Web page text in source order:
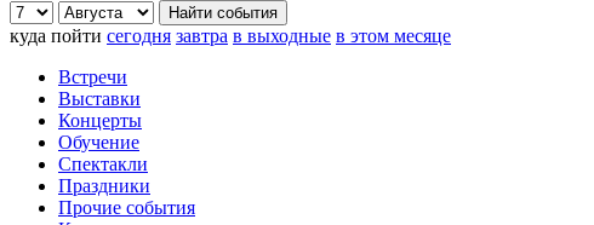
куда пойти сегодня завтра в выходные в этом месяце
Встречи
Выставки
Концерты
Обучение
Спектакли
Праздники
Прочие события